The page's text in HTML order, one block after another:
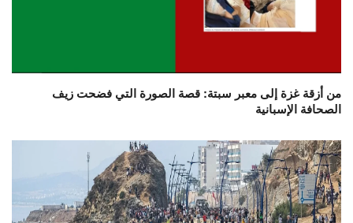
من أزقة غزة إلى معبر سبتة: قصة الصورة التي فضحت زيف
الصحافة الإسبانية